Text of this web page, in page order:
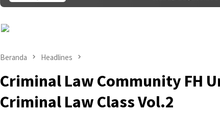
Beranda Headlines
Criminal Law Community FH
Criminal Law Class Vol.2